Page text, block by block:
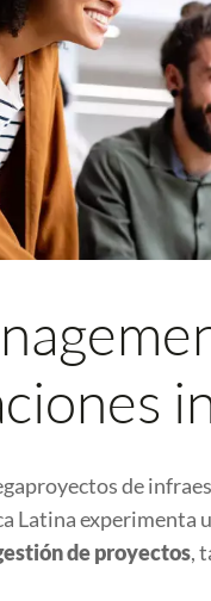
de
Latina experimenta
de proyectos,